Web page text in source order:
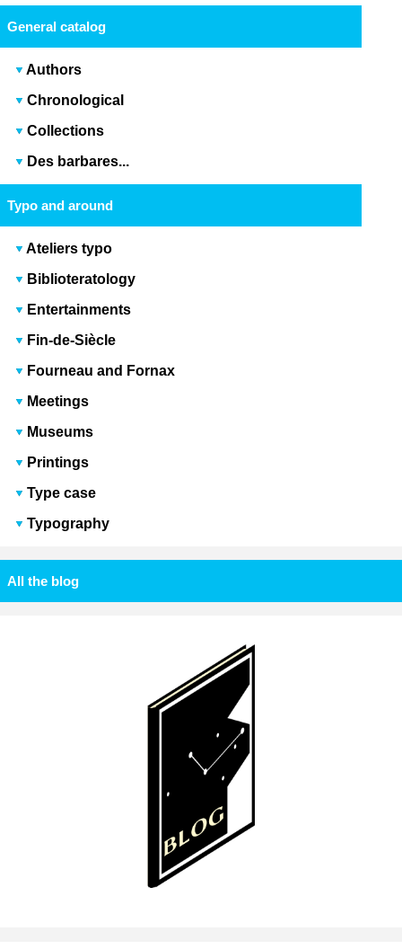
General catalog
Authors
Chronological
Collections
Des barbares...
Typo and around
Ateliers typo
Biblioteratology
Entertainments
Fin-de-Siècle
Fourneau and Fornax
Meetings
Museums
Printings
Type case
Typography
All the blog